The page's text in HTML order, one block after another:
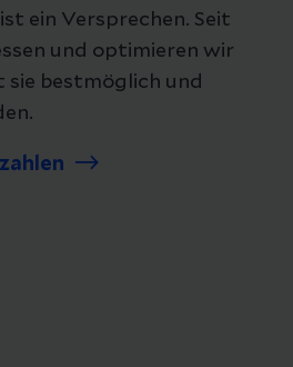
ein Versprechen. Seit
und optimieren wir
sie bestmöglich und